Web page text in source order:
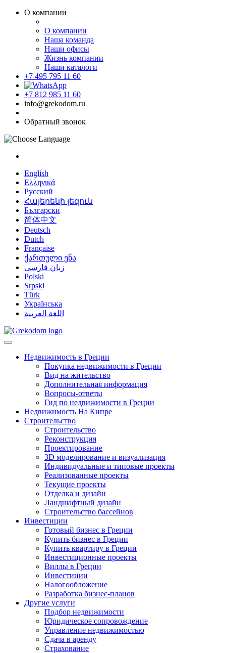
О компании
О компании
Наша команда
Наши офисы
Жизнь компании
Наши каталоги
+7 495 795 11 60
+7 812 985 11 60
info@grekodom.ru
Обратный звонок
English
Ελληνικά
Русский
Հայերենի լեզուն
Български
简体中文
Deutsch
Dutch
Française
ქართული ენა
زبان فارسی
Polski
Srpski
Türk
Українська
اللغة العربية
Недвижимость в Греции
Покупка недвижимости в Греции
Вид на жительство
Дополнительная информация
Вопросы-ответы
Гид по недвижимости в Греции
Недвижимость На Кипре
Строительство
Строительство
Реконструкция
Проектирование
3D моделирование и визуализация
Индивидуальные и типовые проекты
Реализованные проекты
Текущие проекты
Отделка и дизайн
Ландшафтный дизайн
Строительство бассейнов
Инвестиции
Готовый бизнес в Греции
Купить бизнес в Греции
Купить квартиру в Греции
Инвестиционные проекты
Виллы в Греции
Инвестиции
Налогообложение
Разработка бизнес-планов
Другие услуги
Подбор недвижимости
Юридическое сопровождение
Управление недвижимостью
Сдача в аренду
Страхование